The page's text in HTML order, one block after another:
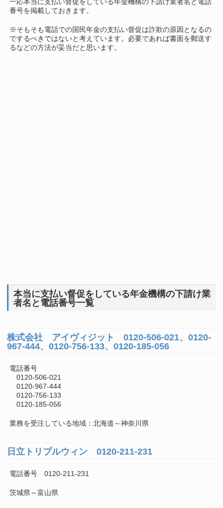
番号を掲載しておきます。
※そもそも電話での国民年金の支払い督促は詐欺の原因となるの
でするべきではないと考えています。必要であれば書面を郵送す
るなどの方法が妥当だと思います。
本当に支払い督促をしている年金機構の下請け業
者名と電話番号一覧
株式会社 アイヴィジット 0120-506-021、0120-
967-444、0120-756-133、0120-185-056
電話番号
0120-506-021
0120-967-444
0120-756-133
0120-185-056
業務を受注している地域：北海道～神奈川県
日立トリプルウィン 0120-211-231
電話番号 0120-211-231
茨城県～富山県